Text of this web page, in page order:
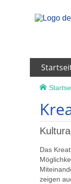
Das
zeigen